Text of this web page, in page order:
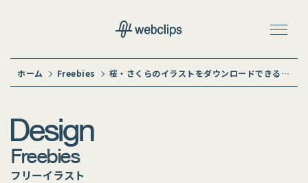
ホーム Freebies 桜・さくらのイラストをダウンロードできるフリーイラスト素材サイト
Design
Freebies
フリーイラスト